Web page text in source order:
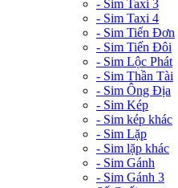
- Sim Taxi 3
- Sim Taxi 4
- Sim Tiến Đơn
- Sim Tiến Đôi
- Sim Lộc Phát
- Sim Thần Tài
- Sim Ông Địa
- Sim Kép
- Sim kép khác
- Sim Lặp
- Sim lặp khác
- Sim Gánh
- Sim Gánh 3